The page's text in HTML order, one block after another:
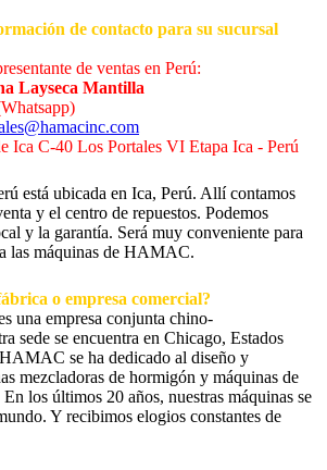
de contacto para su sucursal
de ventas en Perú:
Layseca Mantilla
Ica C-40 Los Portales VI Etapa Ica - Perú
está ubicada en Ica, Perú. Allí contamos
y el centro de repuestos. Podemos
y la garantía. Será muy conveniente para
las máquinas de HAMAC.
o empresa comercial?
una empresa conjunta chino-
sede se encuentra en Chicago, Estados
se ha dedicado al diseño y
mezcladoras de hormigón y máquinas de
los últimos 20 años, nuestras máquinas se
Y recibimos elogios constantes de